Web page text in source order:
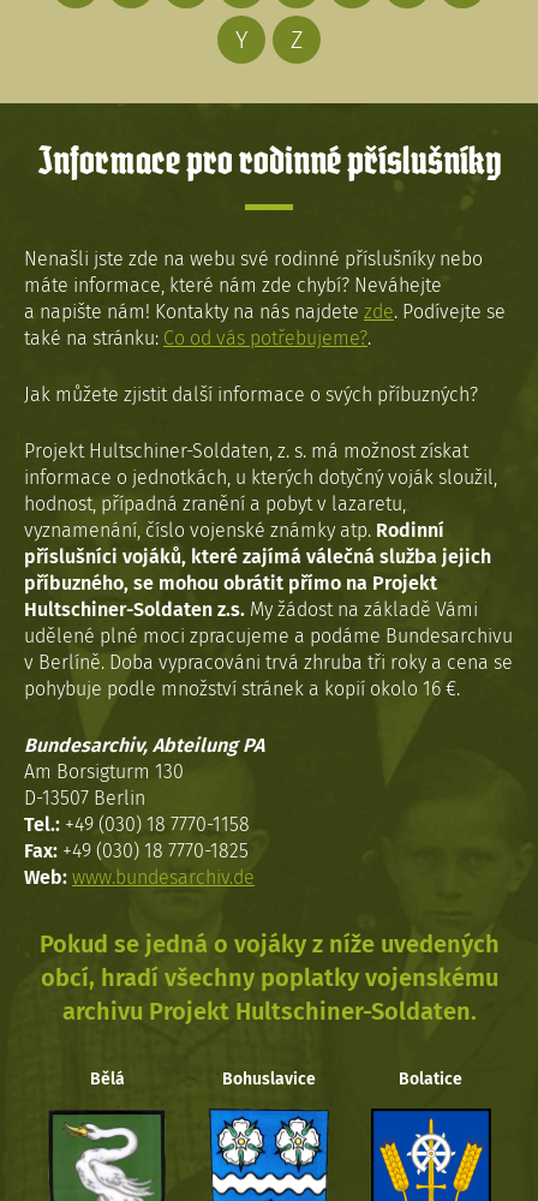
Y
Z
Informace pro rodinné příslušníky
Nenašli jste zde na webu své rodinné příslušníky nebo
máte informace, které nám zde chybí? Neváhejte
a napište nám! Kontakty na nás najdete zde. Podívejte se
také na stránku: Co od vás potřebujeme?.
Jak můžete zjistit další informace o svých příbuzných?
Projekt Hultschiner-Soldaten, z. s. má možnost získat
informace o jednotkách, u kterých dotyčný voják sloužil,
hodnost, případná zranění a pobyt v lazaretu,
vyznamenání, číslo vojenské známky atp. Rodinní
příslušníci vojáků, které zajímá válečná služba jejich
příbuzného, se mohou obrátit přímo na Projekt
Hultschiner-Soldaten z.s. My žádost na základě Vámi
udělené plné moci zpracujeme a podáme Bundesarchivu
v Berlíně. Doba vypracováni trvá zhruba tři roky a cena se
pohybuje podle množství stránek a kopií okolo 16 €.
Bundesarchiv, Abteilung PA
Am Borsigturm 130
D-13507 Berlin
Tel.: +49 (030) 18 7770-1158
Fax: +49 (030) 18 7770-1825
Web: www.bundesarchiv.de
Pokud se jedná o vojáky z níže uvedených
obcí, hradí všechny poplatky vojenskému
archivu Projekt Hultschiner-Soldaten.
Bělá Bohuslavice Bolatice